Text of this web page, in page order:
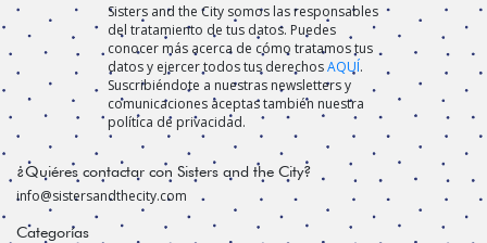
Sisters and the City somos las responsables
del tratamiento de tus datos. Puedes
conocer más acerca de cómo tratamos tus
datos y ejercer todos tus derechosAQUÍ.
Suscribiéndote a nuestras newsletters y
comunicaciones aceptas también nuestra
política de privacidad.
¿Quiéres contactar con Sisters and the City?
info@sistersandthecity.com
Categorías